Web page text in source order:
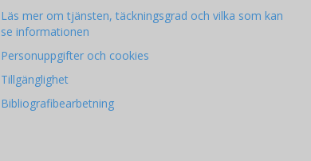
Läs mer om tjänsten, täckningsgrad och vilka som kan
se informationen
Personuppgifter och cookies
Tillgänglighet
Bibliografibearbetning